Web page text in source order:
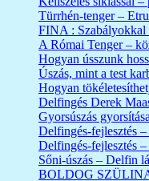
Türrhén-tenger –
FINA : Szabályokkal
A Római Tenger –
Hogyan ússzunk
Úszás, mint a test
Hogyan
Delfingés Derek
Gyorsúszás
Delfingés-fejlesztés
Delfingés-fejlesztés
Sőni-úszás – Delfin
BOLDOG